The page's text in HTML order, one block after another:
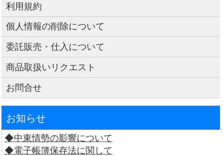
利用規約
個人情報の削除について
委託販売・仕入について
商品取扱いリクエスト
お問合せ
お知らせ
◆中東情勢の影響について
◆電子帳簿保存法に関して